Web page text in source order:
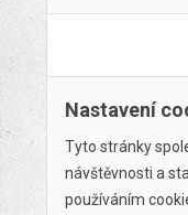
Nastavení
Tyto stránky
návštěvnosti a
používáním